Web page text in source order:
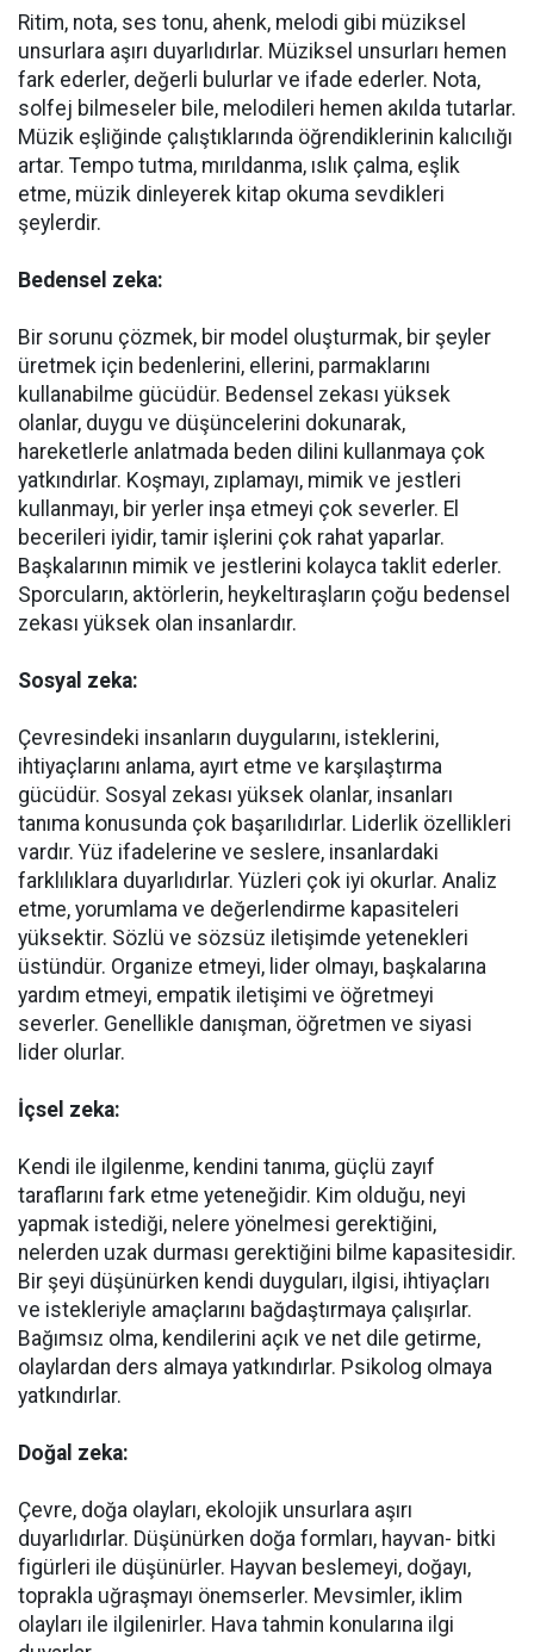
Ritim, nota, ses tonu, ahenk, melodi gibi müziksel
unsurlara aşırı duyarlıdırlar. Müziksel unsurları hemen
fark ederler, değerli bulurlar ve ifade ederler. Nota,
solfej bilmeseler bile, melodileri hemen akılda tutarlar.
Müzik eşliğinde çalıştıklarında öğrendiklerinin kalıcılığı
artar. Tempo tutma, mırıldanma, ıslık çalma, eşlik
etme, müzik dinleyerek kitap okuma sevdikleri
şeylerdir.
Bedensel zeka:
Bir sorunu çözmek, bir model oluşturmak, bir şeyler
üretmek için bedenlerini, ellerini, parmaklarını
kullanabilme gücüdür. Bedensel zekası yüksek
olanlar, duygu ve düşüncelerini dokunarak,
hareketlerle anlatmada beden dilini kullanmaya çok
yatkındırlar. Koşmayı, zıplamayı, mimik ve jestleri
kullanmayı, bir yerler inşa etmeyi çok severler. El
becerileri iyidir, tamir işlerini çok rahat yaparlar.
Başkalarının mimik ve jestlerini kolayca taklit ederler.
Sporcuların, aktörlerin, heykeltıraşların çoğu bedensel
zekası yüksek olan insanlardır.
Sosyal zeka:
Çevresindeki insanların duygularını, isteklerini,
ihtiyaçlarını anlama, ayırt etme ve karşılaştırma
gücüdür. Sosyal zekası yüksek olanlar, insanları
tanıma konusunda çok başarılıdırlar. Liderlik özellikleri
vardır. Yüz ifadelerine ve seslere, insanlardaki
farklılıklara duyarlıdırlar. Yüzleri çok iyi okurlar. Analiz
etme, yorumlama ve değerlendirme kapasiteleri
yüksektir. Sözlü ve sözsüz iletişimde yetenekleri
üstündür. Organize etmeyi, lider olmayı, başkalarına
yardım etmeyi, empatik iletişimi ve öğretmeyi
severler. Genellikle danışman, öğretmen ve siyasi
lider olurlar.
İçsel zeka:
Kendi ile ilgilenme, kendini tanıma, güçlü zayıf
taraflarını fark etme yeteneğidir. Kim olduğu, neyi
yapmak istediği, nelere yönelmesi gerektiğini,
nelerden uzak durması gerektiğini bilme kapasitesidir.
Bir şeyi düşünürken kendi duyguları, ilgisi, ihtiyaçları
ve istekleriyle amaçlarını bağdaştırmaya çalışırlar.
Bağımsız olma, kendilerini açık ve net dile getirme,
olaylardan ders almaya yatkındırlar. Psikolog olmaya
yatkındırlar.
Doğal zeka:
Çevre, doğa olayları, ekolojik unsurlara aşırı
duyarlıdırlar. Düşünürken doğa formları, hayvan- bitki
figürleri ile düşünürler. Hayvan beslemeyi, doğayı,
toprakla uğraşmayı önemserler. Mevsimler, iklim
olayları ile ilgilenirler. Hava tahmin konularına ilgi